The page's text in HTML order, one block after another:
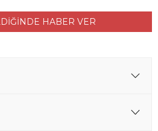
HABER VER